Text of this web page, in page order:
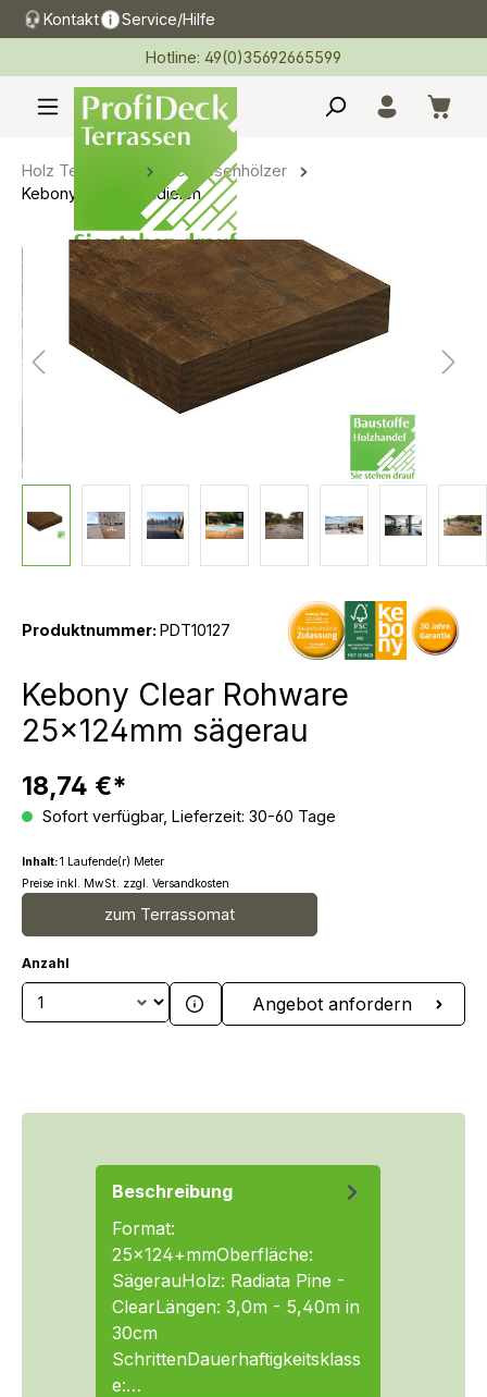
springen
Kontakt Service/Hilfe
Hotline: 49(0)35692665599
Holz Terrassen
Terrassenhölzer
Kebony Terrassendielen
Produktnummer: PDT10127
Kebony Clear Rohware
25x124mm sägerau
18,74 €*
Sofort verfügbar, Lieferzeit: 30-60 Tage
Inhalt:1 Laufende(r) Meter
Preise inkl. MwSt. zzgl. Versandkosten
zum Terrassomat
Anzahl
Produkt Anzahl: Gib denAngebot anfordern
Beschreibung
Format:
25x124+mmOberfläche:
SägerauHolz: Radiata Pine -
ClearLängen: 3,0m - 5,40m in
30cm
SchrittenDauerhaftigkeitsklass
e:…